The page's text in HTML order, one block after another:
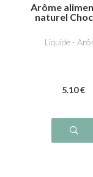
Arôme
naturel
Liquide -
5.10 €